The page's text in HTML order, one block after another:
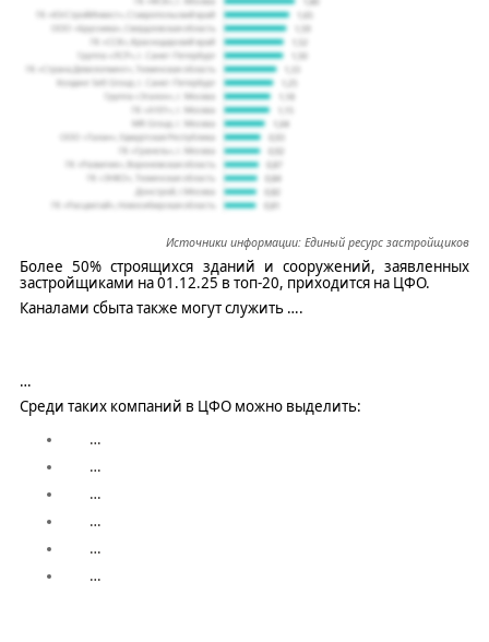
Источники информации: Единый ресурс застройщиков
Более 50% строящихся зданий и сооружений, заявленных
застройщиками на 01.12.25 в топ-20, приходится на ЦФО.
Каналами сбыта также могут служить ….
…
Среди таких компаний в ЦФО можно выделить:
…
…
…
…
…
…